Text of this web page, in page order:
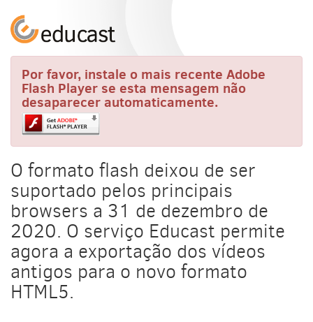
Por favor, instale o mais recente Adobe
Flash Player se esta mensagem não
desaparecer automaticamente.
O formato flash deixou de ser
suportado pelos principais
browsers a 31 de dezembro de
2020. O serviço Educast permite
agora a exportação dos vídeos
antigos para o novo formato
HTML5.